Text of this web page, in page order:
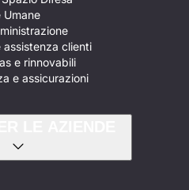
Umane
assistenza clienti
e rinnovabili
e assicurazioni